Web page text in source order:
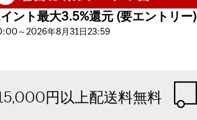
ント最大3.5%還元 (要エントリー)
～2026年8月31日23:59
円以上配送料無料